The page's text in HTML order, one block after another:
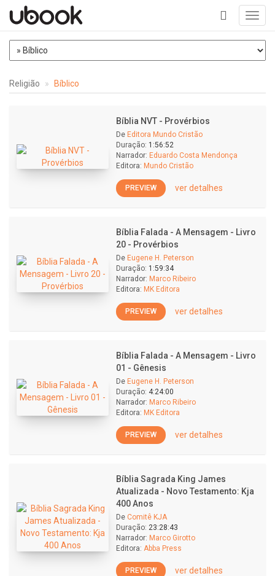
+
Religião Bíblico
Bíblia NVT - Provérbios
De Editora Mundo Cristão
Duração: 1:56:52
Narrador: Eduardo Costa Mendonça
Editora: Mundo Cristão
PREVIEW ver detalhes
Bíblia Falada - A Mensagem - Livro
20 - Provérbios
De Eugene H. Peterson
Duração: 1:59:34
Narrador: Marco Ribeiro
Editora: MK Editora
PREVIEW ver detalhes
Bíblia Falada - A Mensagem - Livro
01 - Gênesis
De Eugene H. Peterson
Duração: 4:24:00
Narrador: Marco Ribeiro
Editora: MK Editora
PREVIEW ver detalhes
Bíblia Sagrada King James
Atualizada - Novo Testamento: Kja
400 Anos
De Comitê KJA
Duração: 23:28:43
Narrador: Marco Girotto
Editora: Abba Press
PREVIEW ver detalhes